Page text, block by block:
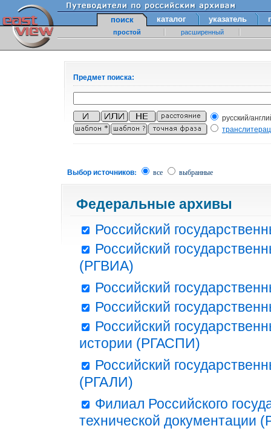
поиск каталог указатель
простой расширенный
Предмет поиска:
русский/
Выбор источников: все выбранные
Федеральные архивы
Российский
Российский
(РГВИА)
Российский
Российский
Российский
истории (РГАСПИ)
Российский
(РГАЛИ)
Филиал Российского
технической документации